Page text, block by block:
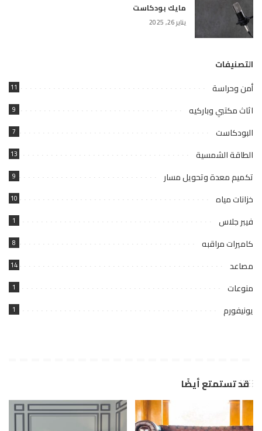
مايك بودكاست
يناير 26, 2025
التصنيفات
أمن وحراسة
11
اثاث مكتبي وباركيه 9
البودكاست 7
الطاقة الشمسية 13
تكميم معدة وتحويل مسار 9
خزانات مياه 10
فيبر جلاس 1
كاميرات مراقبه 8
مصاعد 14
منوعات 1
يونيفورم 1
قد تستمتع أيضًا